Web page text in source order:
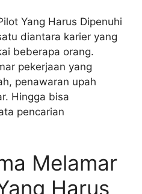
Yang Harus Dipenuhi
diantara karier yang
beberapa orang.
pekerjaan yang
penawaran upah
Hingga bisa
pencarian
Melamar
Harus